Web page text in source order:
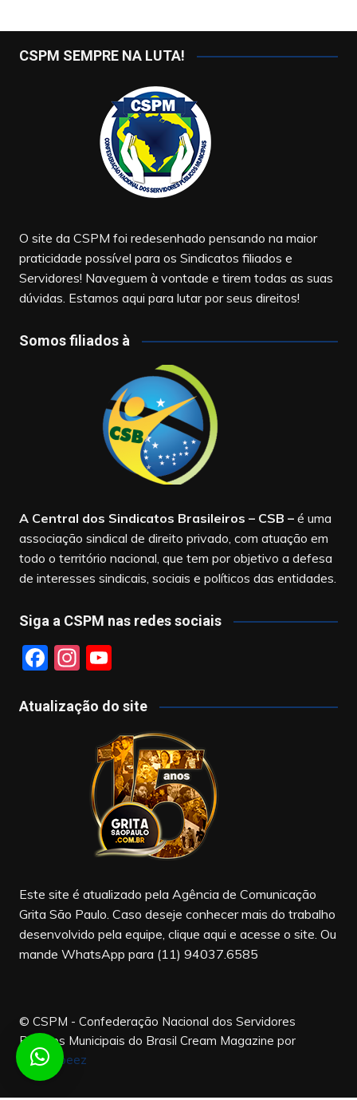
CSPM SEMPRE NA LUTA!
O site da CSPM foi redesenhado pensando na maior
praticidade possível para os Sindicatos filiados e
Servidores! Naveguem à vontade e tirem todas as suas
dúvidas. Estamos aqui para lutar por seus direitos!
Somos filiados à
A Central dos Sindicatos Brasileiros – CSB –é uma
associação sindical de direito privado, com atuação em
todo o território nacional, que tem por objetivo a defesa
de interesses sindicais, sociais e políticos das entidades.
Siga a CSPM nas redes sociais
F
c
In
a
m
Y
u
T
u
b
e
Atualização do site
Este site é atualizado pela Agência de Comunicação
Grita São Paulo. Caso deseje conhecer mais do trabalho
desenvolvido pela equipe, clique aqui e acesse o site. Ou
mande WhatsApp para (11) 94037.6585
© CSPM - Confederação Nacional dos Servidores
Públicos Municipais do Brasil Cream Magazine por
Themebeez